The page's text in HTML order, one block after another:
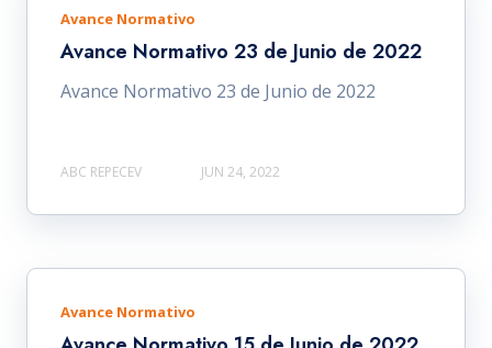
Avance Normativo
Avance Normativo 23 de Junio de 2022
Avance Normativo 23 de Junio de 2022
ABC REPECEV JUN 24, 2022
Avance Normativo